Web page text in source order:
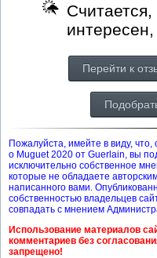
интересен,
Перейти к
Пожалуйста, имейте в виду,
о Muguet 2020 от Guerlain, вы
исключительно собственное
которые не обладаете
написанного вами.
собственностью владельцев
совпадать с мнением
Использование материалов
комментариев без
запрещено!